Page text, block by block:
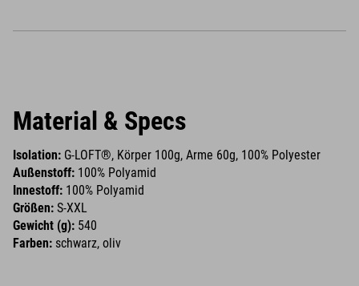
Material & Specs
Isolation: G-LOFT®, Körper 100g, Arme 60g, 100% Polyester
Außenstoff: 100% Polyamid
Innestoff: 100% Polyamid
Größen: S-XXL
Gewicht (g): 540
Farben: schwarz, oliv